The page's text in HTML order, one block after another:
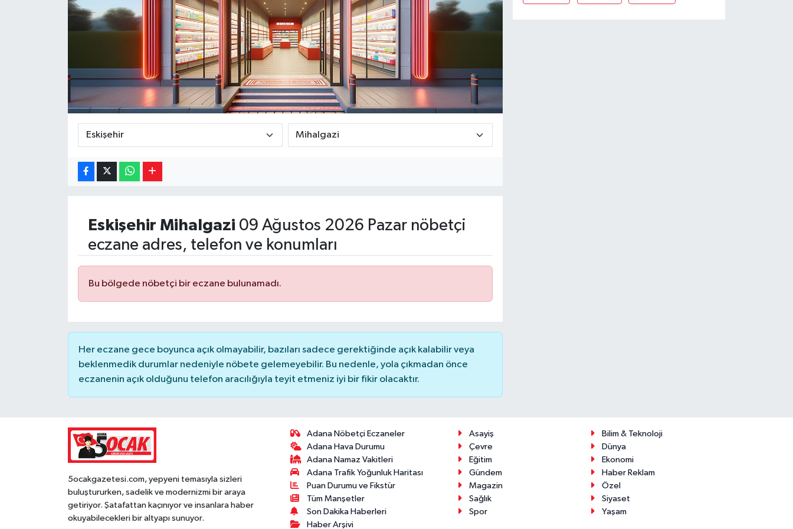
Eskişehir Mihalgazi 09 Ağustos 2026 Pazar nöbetçi
eczane adres, telefon ve konumları
Bu bölgede nöbetçi bir eczane bulunamadı.
Her eczane gece boyunca açık olmayabilir, bazıları sadece gerektiğinde açık kalabilir veya
beklenmedik durumlar nedeniyle nöbete gelemeyebilir. Bu nedenle, yola çıkmadan önce
eczanenin açık olduğunu telefon aracılığıyla teyit etmeniz iyi bir fikir olacaktır.
5ocakgazetesi.com, yepyeni temasıyla sizleri
buluştururken, sadelik ve modernizmi bir araya
getiriyor. Şatafattan kaçınıyor ve insanlara haber
okuyabilecekleri bir altyapı sunuyor.
Adana Nöbetçi Eczaneler
Adana Hava Durumu
Adana Namaz Vakitleri
Adana Trafik Yoğunluk Haritası
Puan Durumu ve Fikstür
Tüm Manşetler
Son Dakika Haberleri
Haber Arşivi
Asayiş
Bilim & Teknoloji
Çevre
Dünya
Eğitim
Ekonomi
Gündem
Haber Reklam
Magazin
Özel
Sağlık
Siyaset
Spor
Yaşam
Resmi İlanlar
Yerel Yönetimler